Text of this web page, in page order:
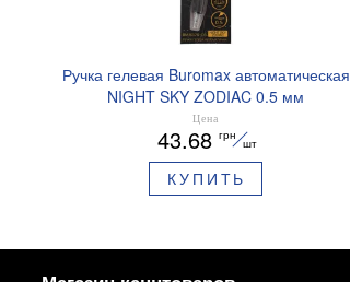
Ручка гелевая Buromax автоматическая
NIGHT SKY ZODIAC 0.5 мм
ароматизированный грипп синие чернила
BM.8379-01
Цена
43.68 грн
шт
КУПИТЬ